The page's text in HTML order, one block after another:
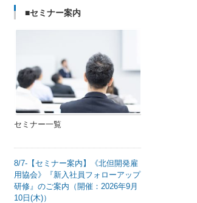
■セミナー案内
セミナー一覧
8/7-【セミナー案内】《北但開発雇
用協会》『新入社員フォローアップ
研修』のご案内（開催：2026年9月
10日(木)）